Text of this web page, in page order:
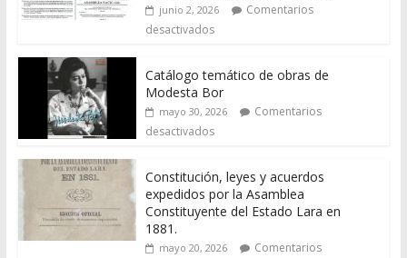
junio 2, 2026
Comentarios
desactivados
Catálogo temático de obras de
Modesta Bor
mayo 30, 2026
Comentarios
desactivados
Constitución, leyes y acuerdos
expedidos por la Asamblea
Constituyente del Estado Lara en
1881.
mayo 20, 2026
Comentarios